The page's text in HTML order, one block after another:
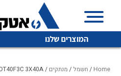
המוצרים שלנו
Home
/ חשמל / מנתקים / ABB OT40F3C 3X40A מחליף 1-0-2 ללא ידית